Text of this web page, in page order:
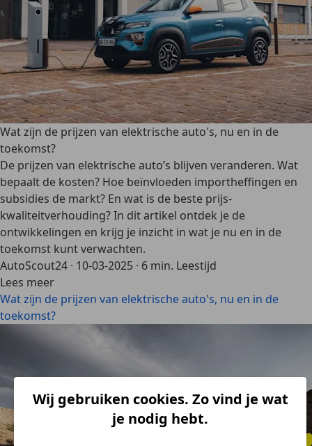
Wij gebruiken cookies. Zo vind je wat
je nodig hebt.
Wat zijn de prijzen van elektrische auto's, nu en in de
toekomst?
De prijzen van elektrische auto’s blijven veranderen. Wat
bepaalt de kosten? Hoe beïnvloeden importheffingen en
subsidies de markt? En wat is de beste prijs-
kwaliteitverhouding? In dit artikel ontdek je de
ontwikkelingen en krijg je inzicht in wat je nu en in de
toekomst kunt verwachten.
AutoScout24 · 10-03-2025 · 6 min. Leestijd
Lees meer
Wat zijn de prijzen van elektrische auto's, nu en in de
toekomst?